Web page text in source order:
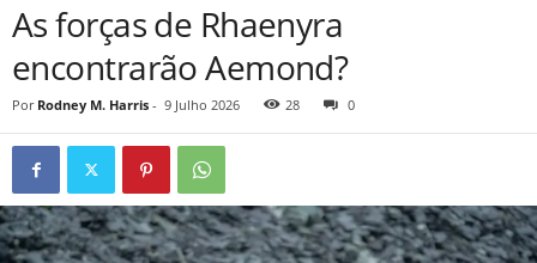
As forças de Rhaenyra
encontrarão Aemond?
Por Rodney M. Harris - 9 Julho 2026 28 0